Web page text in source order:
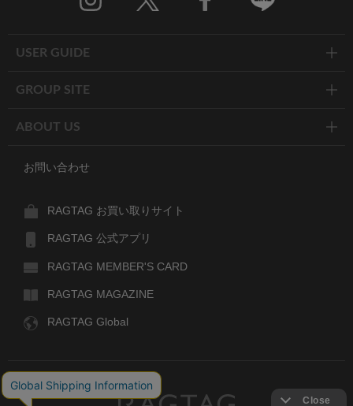
USER GUIDE
GROUP SITE
ABOUT US
お問い合わせ
RAGTAG お買い取りサイト
RAGTAG 公式アプリ
RAGTAG MEMBER'S CARD
RAGTAG MAGAZINE
RAGTAG Global